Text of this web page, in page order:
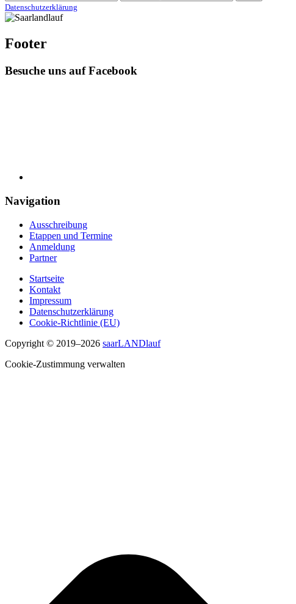
Datenschutzerklärung
Footer
Besuche uns auf Facebook
Navigation
Ausschreibung
Etappen und Termine
Anmeldung
Partner
Startseite
Kontakt
Impressum
Datenschutzerklärung
Cookie-Richtlinie (EU)
Copyright © 2019–2026 saarLANDlauf
Cookie-Zustimmung verwalten